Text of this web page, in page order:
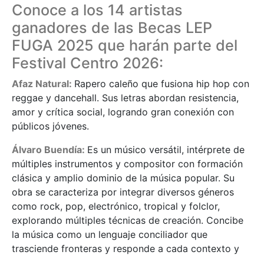
Conoce a los 14 artistas
ganadores de las Becas LEP
FUGA 2025 que harán parte del
Festival Centro 2026:
Afaz Natural: Rapero caleño que fusiona hip hop con
reggae y dancehall. Sus letras abordan resistencia,
amor y crítica social, logrando gran conexión con
públicos jóvenes.
Álvaro Buendía: Es un músico versátil, intérprete de
múltiples instrumentos y compositor con formación
clásica y amplio dominio de la música popular. Su
obra se caracteriza por integrar diversos géneros
como rock, pop, electrónico, tropical y folclor,
explorando múltiples técnicas de creación. Concibe
la música como un lenguaje conciliador que
trasciende fronteras y responde a cada contexto y